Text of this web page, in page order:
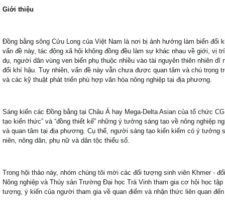
Giới thiệu
Đồng bằng sông Cửu Long của Việt Nam là nơi bị ảnh hưởng làm biến đổi
vấn đề này, tác động xã hội không đồng đều làm sự khác nhau về giới, vị
dụ, người dân vùng ven biển phụ thuộc nhiều vào tài nguyên thiên nhiên
đổi khí hậu. Tuy nhiên, vấn đề này vẫn chưa được quan tâm và chú trọng
và các kỹ thuật phát triển phù hợp văn hóa nông nghiệp tại địa phương.
Sáng kiến ​​các Đồng bằng tại Châu Á hay Mega-Delta Asian của tổ chức
tạo kiến ​​thức” và “đồng thiết kế” những ý tưởng sáng tạo về nông nghiệp
và quan tâm tại địa phương. Cụ thể, người sáng tạo kiến ​​kiếm có ý tưởng
niên, nông dân, phụ nữ và dân tộc thiểu số.
Trong hội thảo này, nhóm chúng tôi mời các đối tượng sinh viên Khmer -
Nông nghiệp và Thủy sản Trường Đại học Trà Vinh tham gia cơ hội học
tượng, ý kiến ​​của người tham gia về quan điểm và nhận thức liên quan